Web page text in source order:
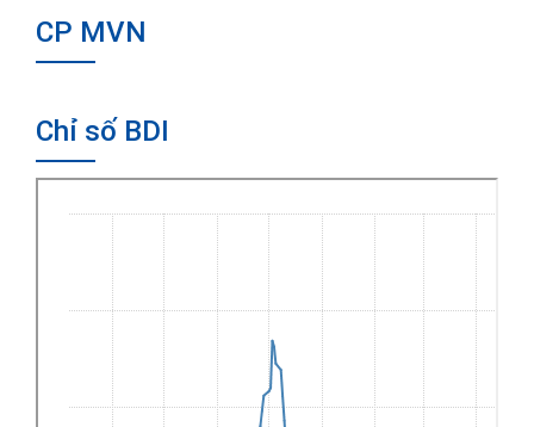
CP MVN
Chỉ số BDI